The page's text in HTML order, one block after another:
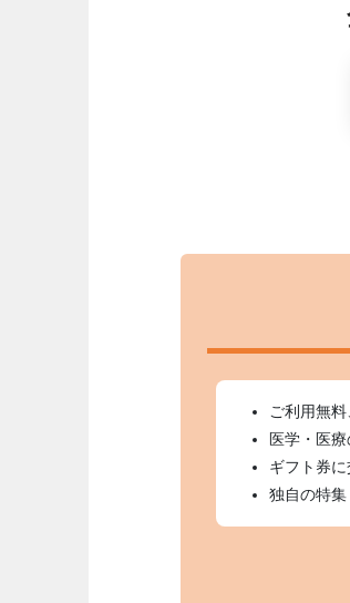
ご利用無
医学・医
ギフト券
独自の特